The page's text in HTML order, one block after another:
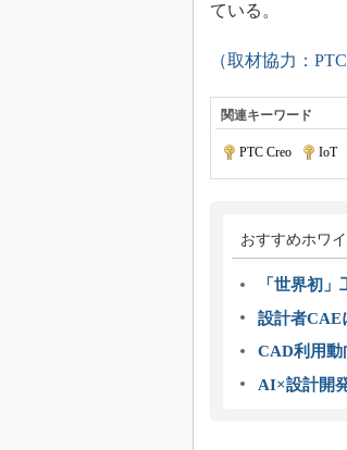
ている。
（取材協力：
関連キーワード
PTC Creo IoT|
おすすめホワ
「世界初
設計者CAE
CAD利用動
AI×設計開